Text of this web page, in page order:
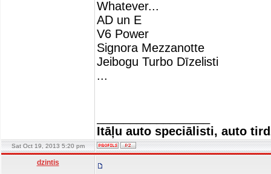
Whatever...
AD un E
V6 Power
Signora Mezzanotte
Jeibogu Turbo Dīzelisti
...
Itāļu auto speciālisti, auto
Sat Oct 19, 2013 5:20 pm
dzintis